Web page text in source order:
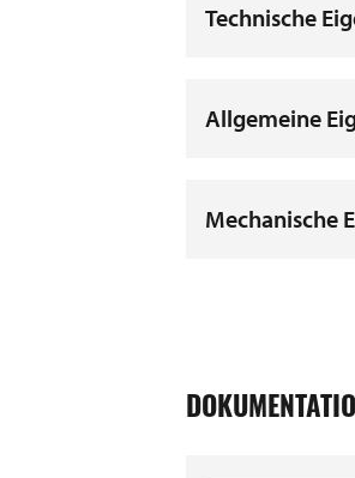
Technische
Allgemeine
Mechanische